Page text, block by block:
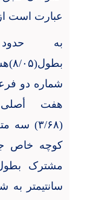
عبارت است
به حدود
شماره دو
هفت
(۳/۶۸)
کوچه خاص
سانتیمتر